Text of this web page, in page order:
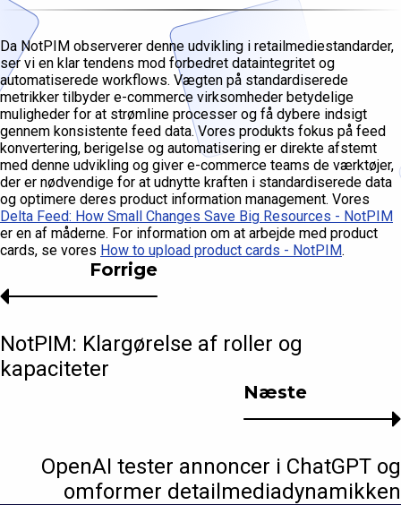
Da NotPIM observerer denne udvikling i retailmediestandarder,
ser vi en klar tendens mod forbedret dataintegritet og
automatiserede workflows. Vægten på standardiserede
metrikker tilbyder e-commerce virksomheder betydelige
muligheder for at strømline processer og få dybere indsigt
gennem konsistente feed data. Vores produkts fokus på feed
konvertering, berigelse og automatisering er direkte afstemt
med denne udvikling og giver e-commerce teams de værktøjer,
der er nødvendige for at udnytte kraften i standardiserede data
og optimere deres product information management. Vores
Delta Feed: How Small Changes Save Big Resources - NotPIM
er en af måderne. For information om at arbejde med product
cards, se vores How to upload product cards - NotPIM.
Næste
OpenAI tester annoncer i ChatGPT og
omformer detailmediadynamikken
Forrige
NotPIM: Klargørelse af roller og
kapaciteter